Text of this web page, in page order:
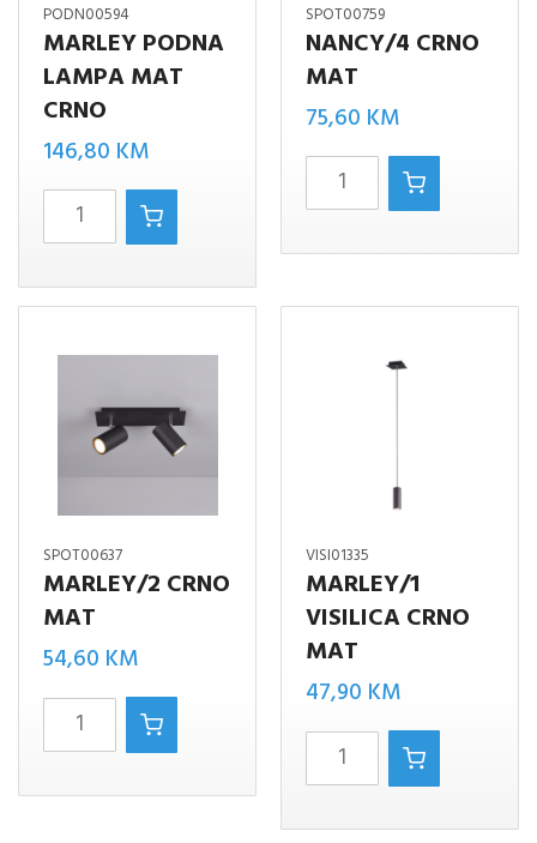
PODN00594
MARLEY PODNA
LAMPA MAT
CRNO
146,80 KM
MARLEY
PODNA
LAMPA
MAT
CRNO
SPOT00759
NANCY/4 CRNO
MAT
75,60 KM
NANCY/4
CRNO
MAT
SPOT00637
MARLEY/2 CRNO
MAT
54,60 KM
MARLEY/2
CRNO
MAT
VISI01335
MARLEY/1
VISILICA CRNO
MAT
47,90 KM
MARLEY/1
VISILICA
CRNO